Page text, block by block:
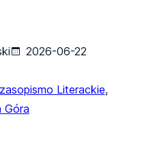
2026-06-22
Literackie,
Góra